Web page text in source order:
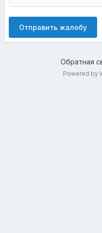
Отправить жалобу
Обратная
Powered by